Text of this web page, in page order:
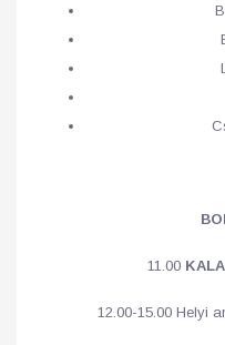
11.00
12.00-15.00 Helyi